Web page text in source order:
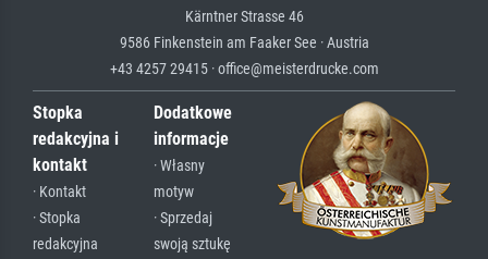
Kärntner Strasse 46
9586 Finkenstein am Faaker See · Austria
+43 4257 29415 · office@meisterdrucke.com
Stopka
redakcyjna i
kontakt
· Kontakt
· Stopka
redakcyjna
Dodatkowe
informacje
· Własny
motyw
· Sprzedaj
swoją sztukę